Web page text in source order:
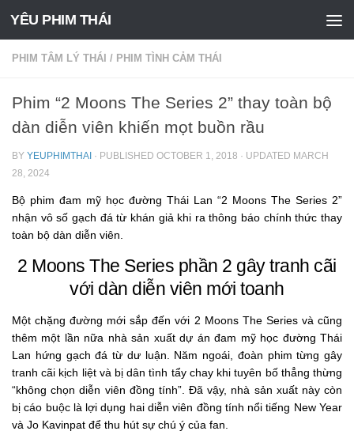
Skip to content
YÊU PHIM THÁI
PHIM TÂM LÝ THÁI / PHIM TÌNH CẢM THÁI
Phim “2 Moons The Series 2” thay toàn bộ
dàn diễn viên khiến mọt buồn rầu
BY YEUPHIMTHAI · PUBLISHED OCTOBER 1, 2018 · UPDATED MARCH
28, 2024
Bộ phim đam mỹ học đường Thái Lan “2 Moons The Series 2”
nhận vô số gạch đá từ khán giả khi ra thông báo chính thức thay
toàn bộ dàn diễn viên.
2 Moons The Series phần 2 gây tranh cãi
với dàn diễn viên mới toanh
Một chặng đường mới sắp đến với 2 Moons The Series và cũng
thêm một lần nữa nhà sản xuất dự án đam mỹ học đường Thái
Lan hứng gạch đá từ dư luận. Năm ngoái, đoàn phim từng gây
tranh cãi kịch liệt và bị dân tình tẩy chay khi tuyên bố thẳng thừng
“không chọn diễn viên đồng tính”. Đã vậy, nhà sản xuất này còn
bị cáo buộc là lợi dụng hai diễn viên đồng tính nổi tiếng New Year
và Jo Kavinpat để thu hút sự chú ý của fan.